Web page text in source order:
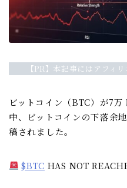
【PR】本記事にはアフィ
ビットコイン（BTC）が7
中、ビットコインの下落余
稿されました。
$BTC HAS NOT